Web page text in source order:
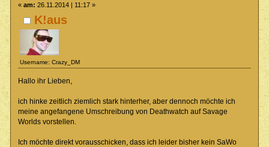
K!aus
Username: Crazy_DM
« am: 26.11.2014 | 11:17 »
Hallo ihr Lieben,
ich hinke zeitlich ziemlich stark hinterher, aber dennoch möchte ich
meine angefangene Umschreibung von Deathwatch auf Savage
Worlds vorstellen.
Ich möchte direkt vorausschicken, dass ich leider bisher kein SaWo